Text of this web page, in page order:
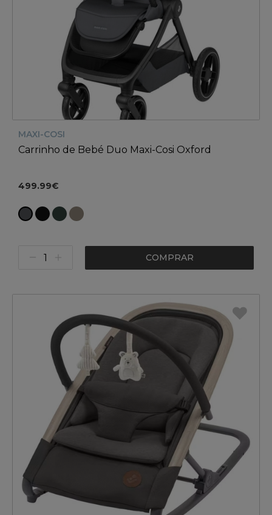
MAXI-COSI
Carrinho de Bebé Duo Maxi-Cosi Oxford
499.99€
COMPRAR